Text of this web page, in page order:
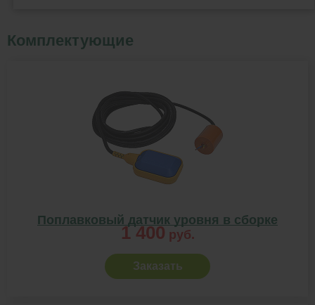
Комплектующие
Поплавковый датчик уровня в сборке
1 400 руб.
Заказать